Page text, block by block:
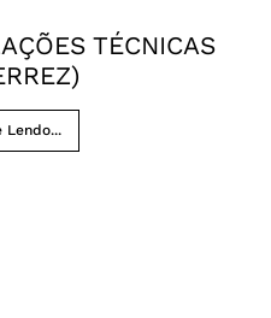
TÉCNICAS
Lendo...